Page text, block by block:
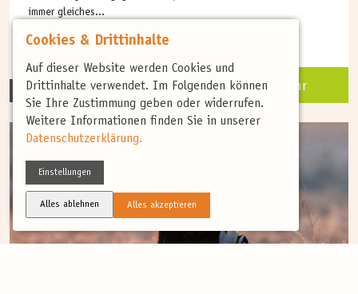
Cookies & Drittinhalte
Auf dieser Website werden Cookies und
Drittinhalte verwendet. Im Folgenden können
Sie Ihre Zustimmung geben oder widerrufen.
Weitere Informationen finden Sie in unserer
Datenschutzerklärung.
Einstellungen
Alles ablehnen Alles akzeptieren
immer gleiches...
8 Tage ab 2.755 € Mehr